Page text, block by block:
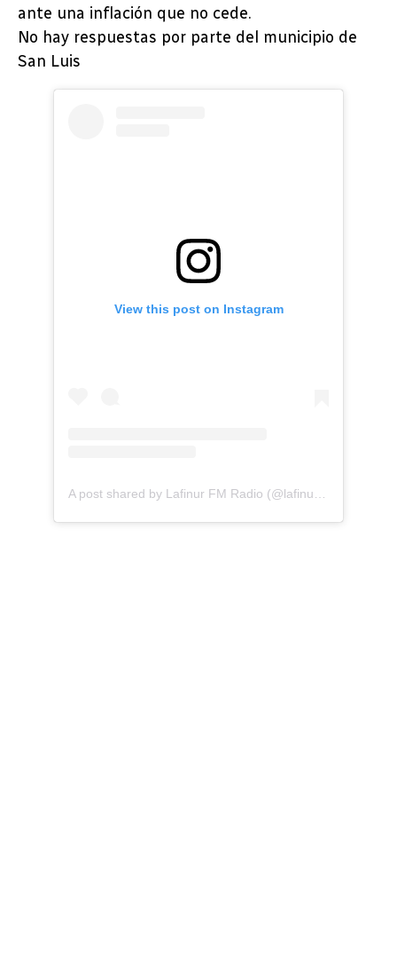
ante una inflación que no cede.
No hay respuestas por parte del municipio de
San Luis
View this post on Instagram